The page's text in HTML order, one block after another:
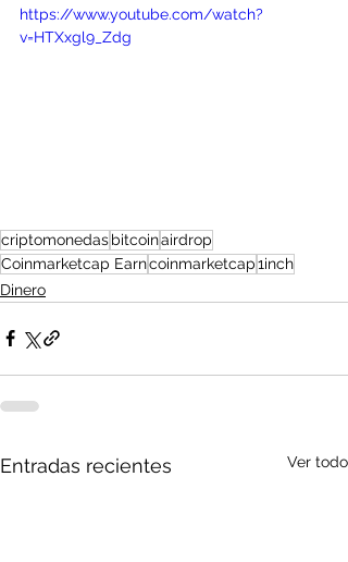
https://www.youtube.com/watch?
v=HTXxgl9_Zdg
criptomonedasbitcoinairdrop
Coinmarketcap Earncoinmarketcap1inch
Dinero
Entradas recientes Ver todo